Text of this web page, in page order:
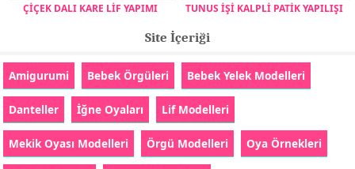
ÇİÇEK DALI KARE LİF YAPIMI TUNUS İŞİ KALPLİ PATİK YAPILIŞI
Site İçeriği
Amigurumi Bebek Örgüleri Bebek Yelek Modelleri
Danteller İğne Oyaları Lif Modelleri
Mekik Oyası Modelleri Örgü Modelleri Oya Örnekleri